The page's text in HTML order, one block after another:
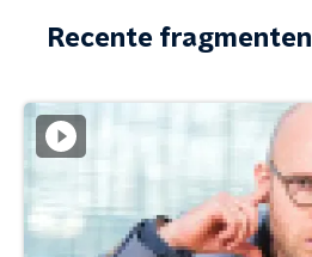
Recente fragmenten